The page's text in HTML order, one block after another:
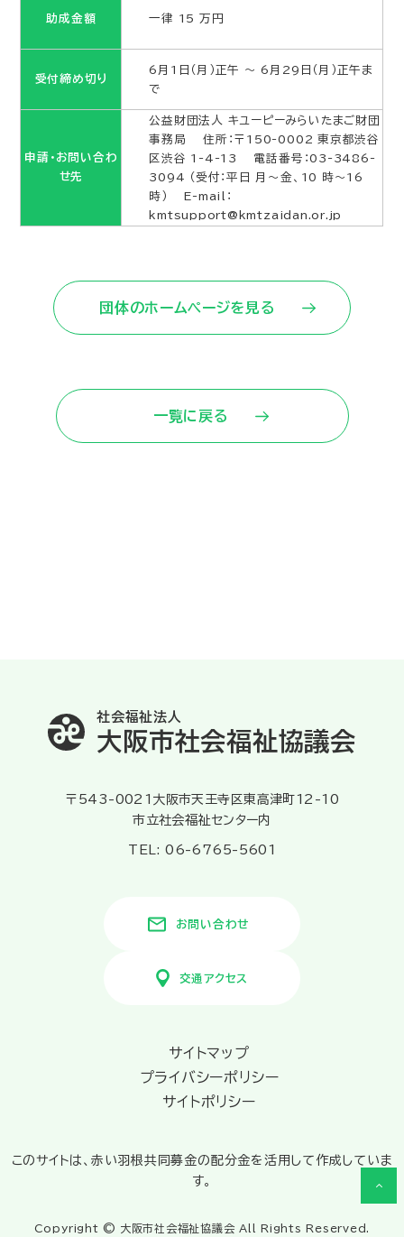
助成金額 一律 15 万円
受付締め切り
6月1日（月）正午 ～ 6月29日（月）正午ま
で
申請・お問い合わ
せ先
公益財団法人 キユーピーみらいたまご財団
事務局 住所：〒150-0002 東京都渋谷
区渋谷 1-4-13 電話番号：03-3486-
3094 （受付：平日 月～金、10 時～16
時） E-mail：
kmtsupport@kmtzaidan.or.jp
団体のホームページを見る
一覧に戻る
社会福祉法人
大阪市社会福祉協議会
〒543-0021大阪市天王寺区東高津町12-10
市立社会福祉センター内
TEL: 06-6765-5601
お問い合わせ
交通アクセス
サイトマップ
プライバシーポリシー
サイトポリシー
このサイトは、赤い羽根共同募金の配分金を活用して作成していま
す。
Copyright © 大阪市社会福祉協議会 All Rights Reserved.